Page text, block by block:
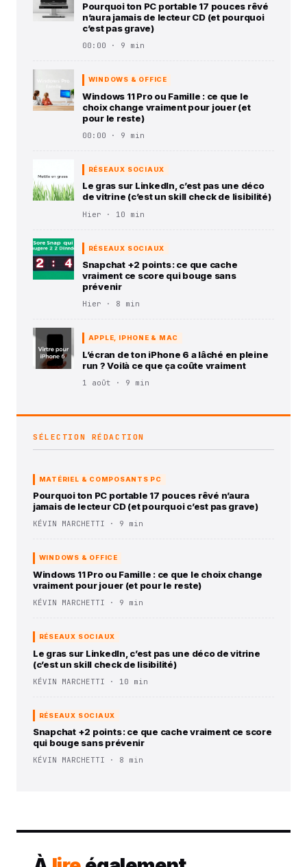
Pourquoi ton PC portable 17 pouces rêvé
n’aura jamais de lecteur CD (et pourquoi
c’est pas grave)
00:00 · 9 min
WINDOWS & OFFICE
Windows 11 Pro ou Famille : ce que le
choix change vraiment pour jouer (et
pour le reste)
00:00 · 9 min
RÉSEAUX SOCIAUX
Le gras sur LinkedIn, c’est pas une déco
de vitrine (c’est un skill check de lisibilité)
Hier · 10 min
RÉSEAUX SOCIAUX
Snapchat +2 points : ce que cache
vraiment ce score qui bouge sans
prévenir
Hier · 8 min
APPLE, IPHONE & MAC
L’écran de ton iPhone 6 a lâché en pleine
run ? Voilà ce que ça coûte vraiment
1 août · 9 min
SÉLECTION RÉDACTION
MATÉRIEL & COMPOSANTS PC
Pourquoi ton PC portable 17 pouces rêvé n’aura
jamais de lecteur CD (et pourquoi c’est pas grave)
KÉVIN MARCHETTI · 9 min
WINDOWS & OFFICE
Windows 11 Pro ou Famille : ce que le choix change
vraiment pour jouer (et pour le reste)
KÉVIN MARCHETTI · 9 min
RÉSEAUX SOCIAUX
Le gras sur LinkedIn, c’est pas une déco de vitrine
(c’est un skill check de lisibilité)
KÉVIN MARCHETTI · 10 min
RÉSEAUX SOCIAUX
Snapchat +2 points : ce que cache vraiment ce score
qui bouge sans prévenir
KÉVIN MARCHETTI · 8 min